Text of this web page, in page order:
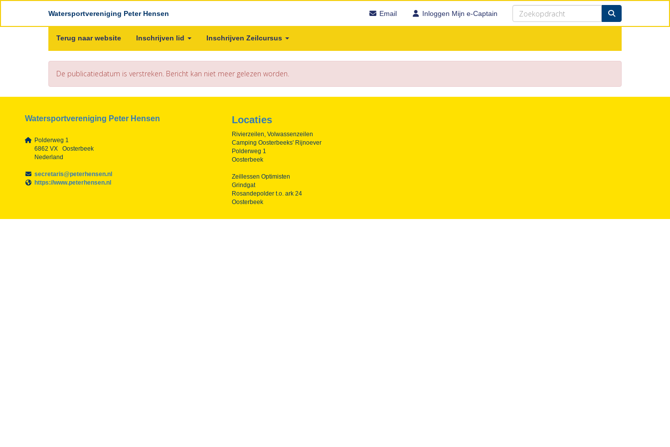
Watersportvereniging Peter Hensen Email Inloggen Mijn e-Captain
Terug naar website Inschrijven lid Inschrijven Zeilcursus
De publicatiedatum is verstreken. Bericht kan niet meer gelezen worden.
Watersportvereniging Peter Hensen
Polderweg 1
6862 VX Oosterbeek
Nederland
siraterces@peterhensen.nl
https://www.peterhensen.nl
Locaties
Rivierzeilen, Volwassenzeilen
Camping Oosterbeeks' Rijnoever
Polderweg 1
Oosterbeek
Zeillessen Optimisten
Grindgat
Rosandepolder t.o. ark 24
Oosterbeek